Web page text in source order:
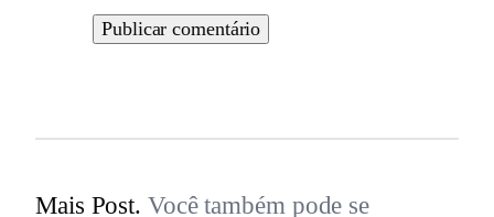
Mais Post. Você também pode se